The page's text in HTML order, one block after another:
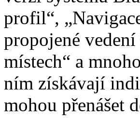
profil“,
propojené
místech“ a
ním získávají
mohou přenášet